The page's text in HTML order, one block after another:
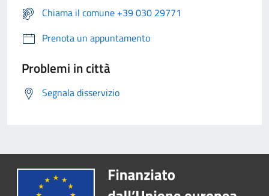
Chiama il comune +39 030 29771
Prenota un appuntamento
Problemi in città
Segnala disservizio